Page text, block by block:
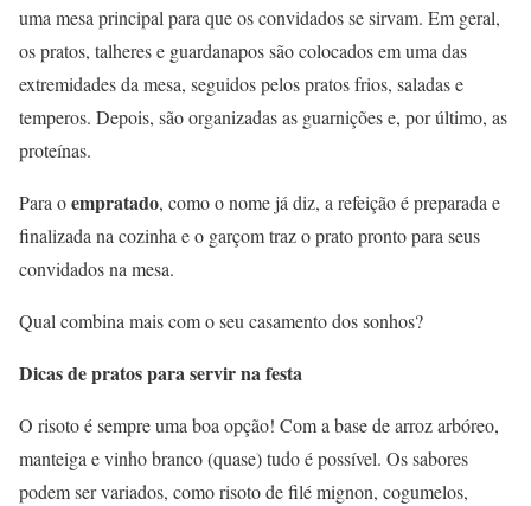
uma mesa principal para que os convidados se sirvam. Em geral,
os pratos, talheres e guardanapos são colocados em uma das
extremidades da mesa, seguidos pelos pratos frios, saladas e
temperos. Depois, são organizadas as guarnições e, por último, as
proteínas.
Para oempratado, como o nome já diz, a refeição é preparada e
finalizada na cozinha e o garçom traz o prato pronto para seus
convidados na mesa.
Qual combina mais com o seu casamento dos sonhos?
Dicas de pratos para servir na festa
O risoto é sempre uma boa opção! Com a base de arroz arbóreo,
manteiga e vinho branco (quase) tudo é possível. Os sabores
podem ser variados, como risoto de filé mignon, cogumelos,